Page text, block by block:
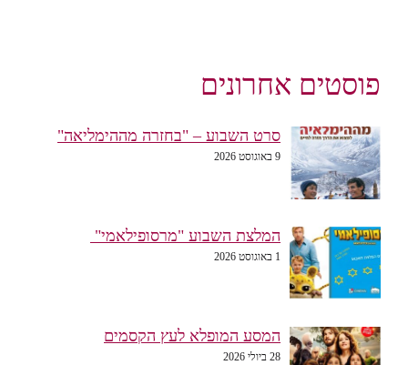
פוסטים אחרונים
סרט השבוע – "בחזרה מההימליאה"
9 באוגוסט 2026
המלצת השבוע "מרסופילאמי"
1 באוגוסט 2026
המסע המופלא לעץ הקסמים
28 ביולי 2026